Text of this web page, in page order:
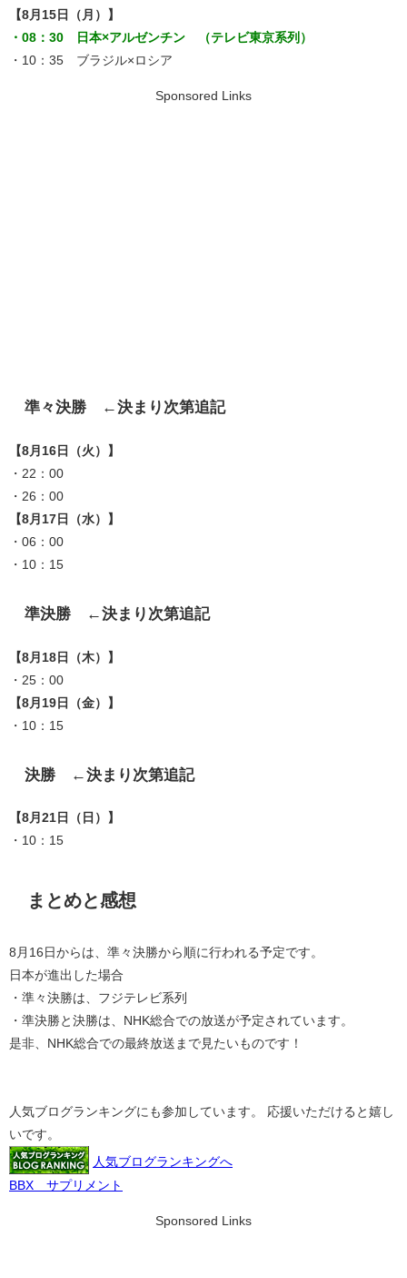
【8月15日（月）】
・08：30 日本×アルゼンチン （テレビ東京系列）
・10：35 ブラジル×ロシア
Sponsored Links
準々決勝 ←決まり次第追記
【8月16日（火）】
・22：00
・26：00
【8月17日（水）】
・06：00
・10：15
準決勝 ←決まり次第追記
【8月18日（木）】
・25：00
【8月19日（金）】
・10：15
決勝 ←決まり次第追記
【8月21日（日）】
・10：15
まとめと感想
8月16日からは、準々決勝から順に行われる予定です。
日本が進出した場合
・準々決勝は、フジテレビ系列
・準決勝と決勝は、NHK総合での放送が予定されています。
是非、NHK総合での最終放送まで見たいものです！
人気ブログランキングにも参加しています。 応援いただけると嬉し
いです。
人気ブログランキングへ
BBX サプリメント
Sponsored Links